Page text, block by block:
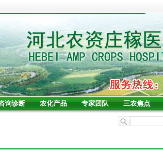
询诊断 农化产品 专家团队 三农焦点